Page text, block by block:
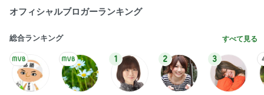
オフィシャルブロガーランキング
総合ランキング すべて見る
1 2 3